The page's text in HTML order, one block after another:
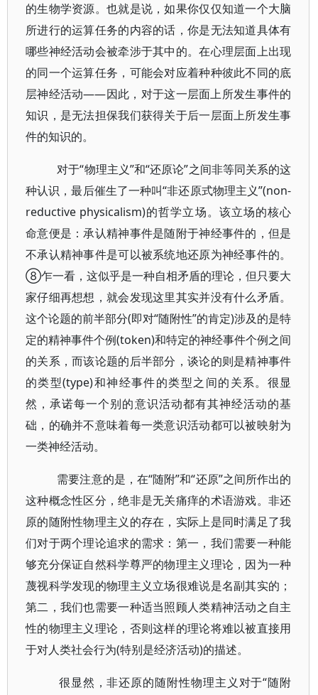
的生物学资源。也就是说，如果你仅仅知道一个大脑
所进行的运算任务的内容的话，你是无法知道具体有
哪些神经活动会被牵涉于其中的。在心理层面上出现
的同一个运算任务，可能会对应着种种彼此不同的底
层神经活动——因此，对于这一层面上所发生事件的
知识，是无法担保我们获得关于后一层面上所发生事
件的知识的。
对于“物理主义”和“还原论”之间非等同关系的这
种认识，最后催生了一种叫“非还原式物理主义”(non-
reductive physicalism)的哲学立场。该立场的核心
命意便是：承认精神事件是随附于神经事件的，但是
不承认精神事件是可以被系统地还原为神经事件的。
⑧乍一看，这似乎是一种自相矛盾的理论，但只要大
家仔细再想想，就会发现这里其实并没有什么矛盾。
这个论题的前半部分(即对“随附性”的肯定)涉及的是特
定的精神事件个例(token)和特定的神经事件个例之间
的关系，而该论题的后半部分，谈论的则是精神事件
的类型(type)和神经事件的类型之间的关系。很显
然，承诺每一个别的意识活动都有其神经活动的基
础，的确并不意味着每一类意识活动都可以被映射为
一类神经活动。
需要注意的是，在“随附”和“还原”之间所作出的
这种概念性区分，绝非是无关痛痒的术语游戏。非还
原的随附性物理主义的存在，实际上是同时满足了我
们对于两个理论追求的需求：第一，我们需要一种能
够充分保证自然科学尊严的物理主义理论，因为一种
蔑视科学发现的物理主义立场很难说是名副其实的；
第二，我们也需要一种适当照顾人类精神活动之自主
性的物理主义理论，否则这样的理论将难以被直接用
于对人类社会行为(特别是经济活动)的描述。
很显然，非还原的随附性物理主义对于“随附